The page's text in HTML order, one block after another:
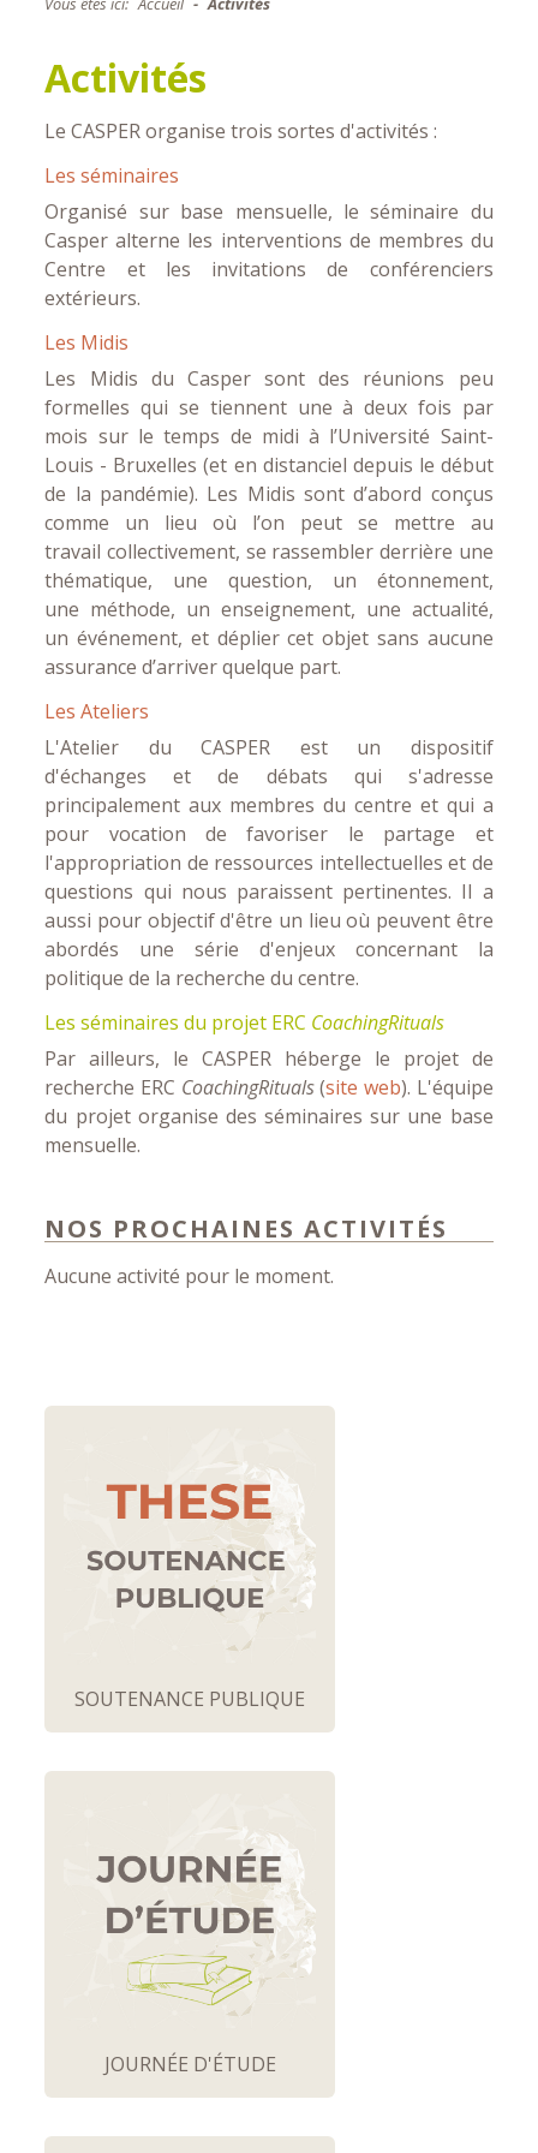
Activités
Le CASPER organise trois sortes d'activités :
Les séminaires
Organisé sur base mensuelle, le séminaire du
Casper alterne les interventions de membres du
Centre et les invitations de conférenciers
extérieurs.
Les Midis
Les Midis du Casper sont des réunions peu
formelles qui se tiennent une à deux fois par
mois sur le temps de midi à l’Université Saint-
Louis - Bruxelles (et en distanciel depuis le début
de la pandémie). Les Midis sont d’abord conçus
comme un lieu où l’on peut se mettre au
travail collectivement, se rassembler derrière une
thématique, une question, un étonnement,
une méthode, un enseignement, une actualité,
un événement, et déplier cet objet sans aucune
assurance d’arriver quelque part.
Les Ateliers
L'Atelier du CASPER est un dispositif
d'échanges et de débats qui s'adresse
principalement aux membres du centre et qui a
pour vocation de favoriser le partage et
l'appropriation de ressources intellectuelles et de
questions qui nous paraissent pertinentes. Il a
aussi pour objectif d'être un lieu où peuvent être
abordés une série d'enjeux concernant la
politique de la recherche du centre.
Les séminaires du projet ERC CoachingRituals
Par ailleurs, le CASPER héberge le projet de
recherche ERC CoachingRituals(site web). L'équipe
du projet organise des séminaires sur une base
mensuelle.
NOS PROCHAINES ACTIVITÉS
Aucune activité pour le moment.
SOUTENANCE PUBLIQUE
JOURNÉE D'ÉTUDE